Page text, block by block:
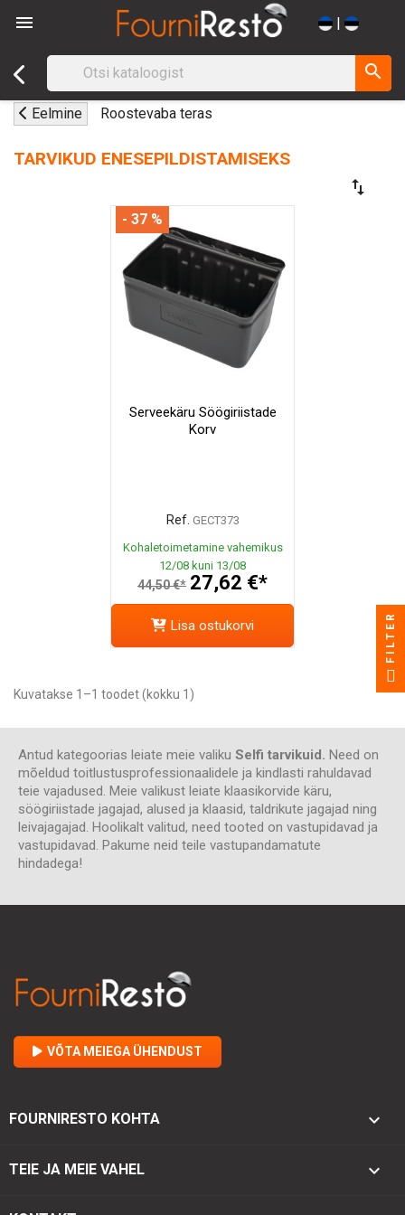
 |
search
Eelmine Roostevaba teras
TARVIKUD ENESEPILDISTAMISEKS
swap_vert
Serveekäru Söögiriistade
Korv
Ref. GECT373
Kohaletoimetamine vahemikus
12/08 kuni 13/08
44,50 €* 27,62 €*
- 37 %
Lisa ostukorvi
Kuvatakse 1–1 toodet (kokku 1)
Antud kategoorias leiate meie valiku Selfi tarvikuid. Need on
mõeldud toitlustusprofessionaalidele ja kindlasti rahuldavad
teie vajadused. Meie valikust leiate klaasikorvide käru,
söögiriistade jagajad, alused ja klaasid, taldrikute jagajad ning
leivajagajad. Hoolikalt valitud, need tooted on vastupidavad ja
vastupidavad. Pakume neid teile vastupandamatute
hindadega!
VÕTA MEIEGA ÜHENDUST
FOURNIRESTO KOHTA 
TEIE JA MEIE VAHEL 
FILTER